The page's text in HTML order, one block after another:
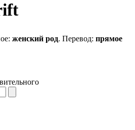
женский род. Перевод: прямое